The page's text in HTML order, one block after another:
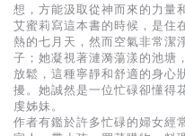
中文二手書
英文二手書
精選英文書
想，方能汲取從神而來的力量
艾蜜莉寫這本書的時候，是住
熱的七月天，然而空氣非常潔
子；她凝視著漣漪蕩漾的池塘
放鬆，這種寧靜和舒適的身心
擾。她誠然是一位忙碌卻懂得
虔姊妹。
作者有鑑於許多忙碌的婦女經